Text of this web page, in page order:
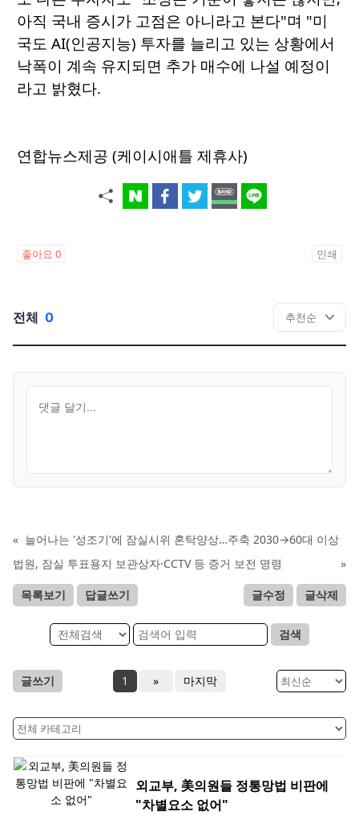
아직 국내 증시가 고점은 아니라고 본다"며 "미
국도 AI(인공지능) 투자를 늘리고 있는 상황에서
낙폭이 계속 유지되면 추가 매수에 나설 예정이
라고 밝혔다.
연합뉴스제공 (케이시애틀 제휴사)
좋아요 0 인쇄
전체 0
« 늘어나는 '성조기'에 잠실시위 혼탁양상…주축 2030→60대 이상
법원, 잠실 투표용지 보관상자·CCTV 등 증거 보전 명령
»
목록보기 답글쓰기 글수정 글삭제
검색
글쓰기 1 » 마지막
외교부, 美의원들 정통망법 비판에
"차별요소 없어"